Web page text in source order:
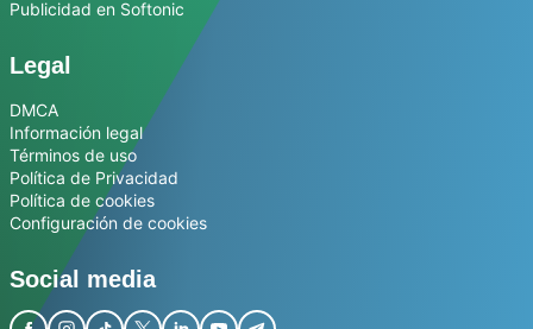
Publicidad en Softonic
Legal
DMCA
Información legal
Términos de uso
Política de Privacidad
Política de cookies
Configuración de cookies
Social media